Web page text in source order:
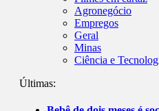
Agronegócio
Empregos
Geral
Minas
Ciência e
Últimas: